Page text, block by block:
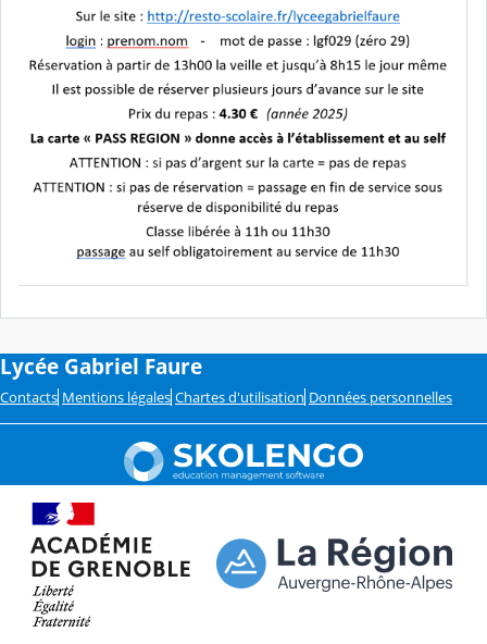
Lycée Gabriel Faure
Contacts Mentions légales Chartes d'utilisation Données personnelles